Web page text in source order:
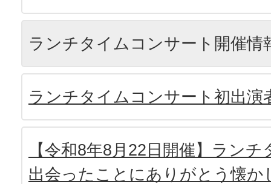
ランチタイムコンサート開催情
ランチタイムコンサート初出演
【令和8年8月22日開催】ラン
出会ったことにありがとう懐か